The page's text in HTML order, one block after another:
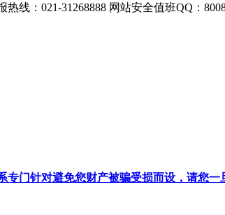
热线：021-31268888 网站安全值班QQ：
专门针对避免您财产被骗受损而设，请您一